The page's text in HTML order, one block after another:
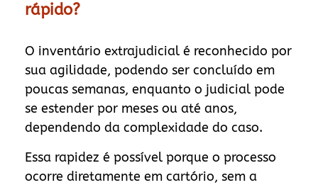
rápido?
O inventário extrajudicial é reconhecido por
sua agilidade, podendo ser concluído em
poucas semanas, enquanto o judicial pode
se estender por meses ou até anos,
dependendo da complexidade do caso.
Essa rapidez é possível porque o processo
ocorre diretamente em cartório, sem a